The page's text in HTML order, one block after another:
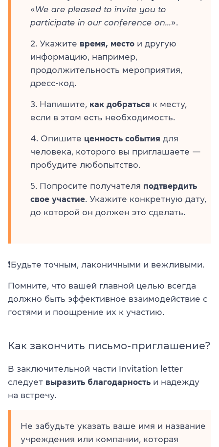
«We are pleased to invite you to
participate in our conference on... ».
Укажите время, место и другую
информацию, например,
продолжительность мероприятия,
дресс-код.
Напишите, как добраться к месту,
если в этом есть необходимость.
Опишите ценность события для
человека, которого вы приглашаете —
пробудите любопытство.
Попросите получателя подтвердить
свое участие . Укажите конкретную дату,
до которой он должен это сделать.
❗Будьте точным, лаконичными и вежливыми.
Помните, что вашей главной целью всегда
должно быть эффективное взаимодействие с
гостями и поощрение их к участию.
Как закончить письмо-приглашение?
В заключительной части Invitation letter
следует выразить благодарность и надежду
на встречу.
Не забудьте указать ваше имя и название
учреждения или компании, которая